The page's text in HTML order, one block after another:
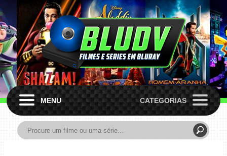
MENU CATEGORIAS